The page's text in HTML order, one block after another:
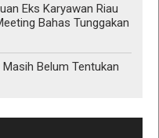
Eks Karyawan Riau
Bahas Tunggakan
Belum Tentukan